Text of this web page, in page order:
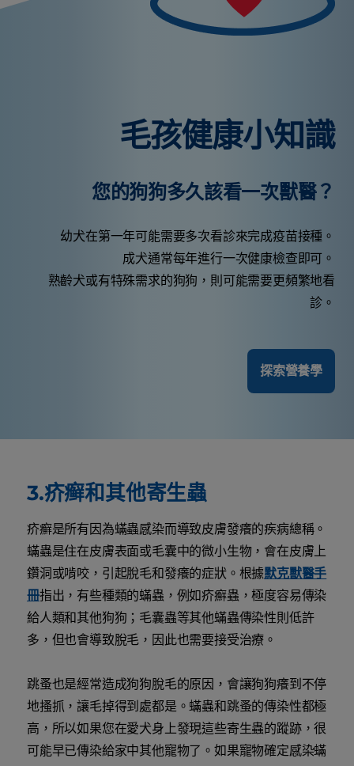
毛孩健康小知識
您的狗狗多久該看一次獸醫？
幼犬在第一年可能需要多次看診來完成疫苗接種。
成犬通常每年進行一次健康檢查即可。
熟齡犬或有特殊需求的狗狗，則可能需要更頻繁地看
診。
探索營養學
3.疥癣和其他寄生蟲
疥癬是所有因為蟎蟲感染而導致皮膚發癢的疾病總稱。
蟎蟲是住在皮膚表面或毛囊中的微小生物，會在皮膚上
鑽洞或啃咬，引起脫毛和發癢的症狀。根據默克獸醫手
冊指出，有些種類的蟎蟲，例如疥癬蟲，極度容易傳染
給人類和其他狗狗；毛囊蟲等其他蟎蟲傳染性則低許
多，但也會導致脫毛，因此也需要接受治療。
跳蚤也是經常造成狗狗脫毛的原因，會讓狗狗癢到不停
地搔抓，讓毛掉得到處都是。蟎蟲和跳蚤的傳染性都極
高，所以如果您在愛犬身上發現這些寄生蟲的蹤跡，很
可能早已傳染給家中其他寵物了。如果寵物確定感染蟎